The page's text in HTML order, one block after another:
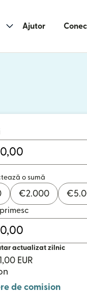
Ajutor
deschide într-o
deschide într-o
o sumă
€2.000 €
actualizat zilnic
EUR
de comision